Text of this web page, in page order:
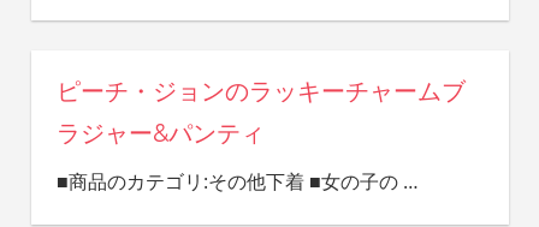
ピーチ・ジョンのラッキーチャームブ
ラジャー&パンティ
■商品のカテゴリ:その他下着 ■女の子の …